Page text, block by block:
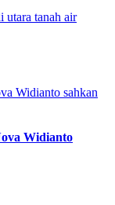
utara tanah air
Widianto